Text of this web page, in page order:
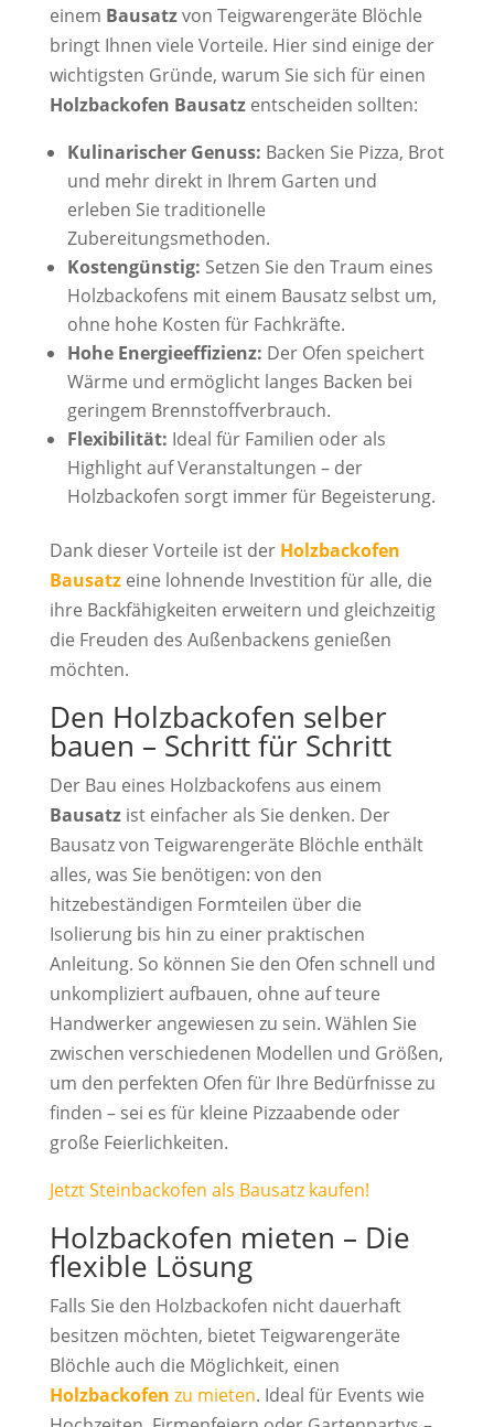
einem Bausatzvon Teigwarengeräte Blöchle
bringt Ihnen viele Vorteile. Hier sind einige der
wichtigsten Gründe, warum Sie sich für einen
Holzbackofen Bausatzentscheiden sollten:
Kulinarischer Genuss: Backen Sie Pizza, Brot
und mehr direkt in Ihrem Garten und
erleben Sie traditionelle
Zubereitungsmethoden.
Kostengünstig: Setzen Sie den Traum eines
Holzbackofens mit einem Bausatz selbst um,
ohne hohe Kosten für Fachkräfte.
Hohe Energieeffizienz: Der Ofen speichert
Wärme und ermöglicht langes Backen bei
geringem Brennstoffverbrauch.
Flexibilität: Ideal für Familien oder als
Highlight auf Veranstaltungen – der
Holzbackofen sorgt immer für Begeisterung.
Dank dieser Vorteile ist der Holzbackofen
Bausatzeine lohnende Investition für alle, die
ihre Backfähigkeiten erweitern und gleichzeitig
die Freuden des Außenbackens genießen
möchten.
Den Holzbackofen selber
bauen – Schritt für Schritt
Der Bau eines Holzbackofens aus einem
Bausatz ist einfacher als Sie denken. Der
Bausatz von Teigwarengeräte Blöchle enthält
alles, was Sie benötigen: von den
hitzebeständigen Formteilen über die
Isolierung bis hin zu einer praktischen
Anleitung. So können Sie den Ofen schnell und
unkompliziert aufbauen, ohne auf teure
Handwerker angewiesen zu sein. Wählen Sie
zwischen verschiedenen Modellen und Größen,
um den perfekten Ofen für Ihre Bedürfnisse zu
finden – sei es für kleine Pizzaabende oder
große Feierlichkeiten.
Jetzt Steinbackofen als Bausatz kaufen!
Holzbackofen mieten – Die
flexible Lösung
Falls Sie den Holzbackofen nicht dauerhaft
besitzen möchten, bietet Teigwarengeräte
Blöchle auch die Möglichkeit, einen
Holzbackofen zu mieten. Ideal für Events wie